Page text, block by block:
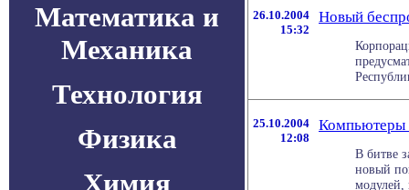
Математика и
Механика
Технология
Физика
Химия
26.10.2004
15:32
Новый
25.10.2004
12:08
Компьютеры
В битве
новый